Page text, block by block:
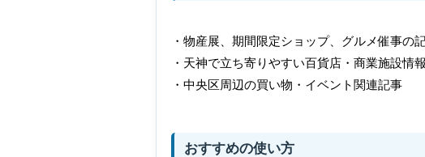
・物産展、期間限定ショップ、グルメ催事の
・天神で立ち寄りやすい百貨店・商業施設情報
・中央区周辺の買い物・イベント関連記事
おすすめの使い方